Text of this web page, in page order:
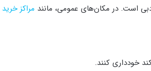
است. در مکان‌های عمومی، مانند مراکز خرید
خودداری کنند.